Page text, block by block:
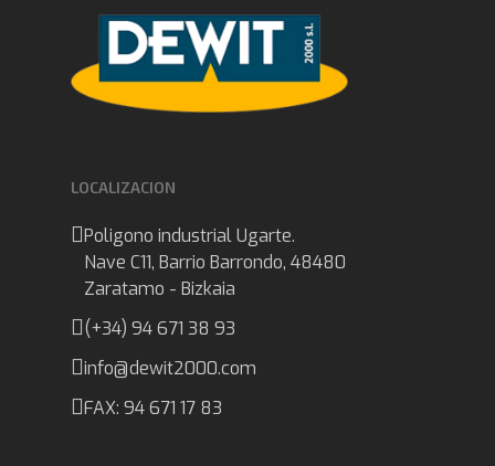
LOCALIZACION
Poligono industrial Ugarte.
Nave C11, Barrio Barrondo, 48480
Zaratamo - Bizkaia
(+34) 94 671 38 93
info@dewit2000.com
FAX: 94 671 17 83